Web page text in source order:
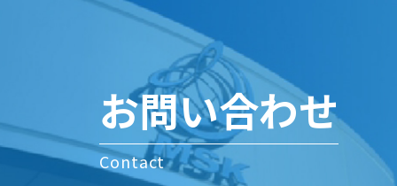
お問い合わせ
Contact